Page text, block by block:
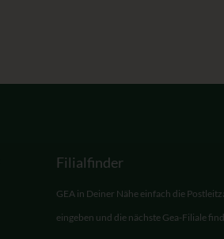
Filialfinder
GEA in Deiner Nähe einfach die
eingeben und die nächste Gea-Filiale